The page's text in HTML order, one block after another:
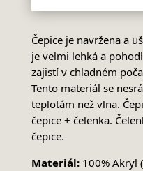
Čepice je navržena a
je velmi lehká a
zajistí v chladném
Tento materiál se
teplotám než vlna.
čepice + čelenka.
čepice.
Materiál:100% Akryl